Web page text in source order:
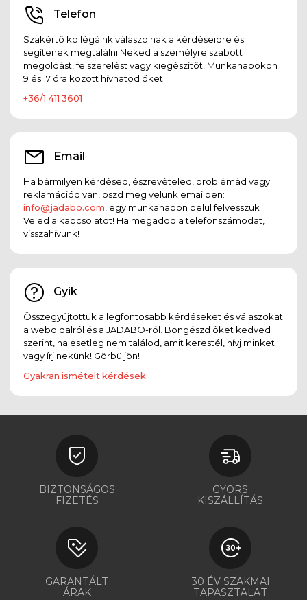
Telefon
Szakértő kollégáink válaszolnak a kérdéseidre és
segítenek megtalálni Neked a személyre szabott
megoldást, felszerelést vagy kiegészítőt! Munkanapokon
9 és 17 óra között hívhatod őket.
+36/1 411 3601
Email
Ha bármilyen kérdésed, észrevételed, problémád vagy
reklamációd van, oszd meg velünk emailben:
info@jadabo.com , egy munkanapon belül felvesszük
Veled a kapcsolatot! Ha megadod a telefonszámodat,
visszahívunk!
Gyik
Összegyűjtöttük a legfontosabb kérdéseket és válaszokat
a weboldalról és a JADABO-ról. Böngészd őket kedved
szerint, ha esetleg nem találod, amit kerestél, hívj minket
vagy írj nekünk! Görbüljön!
Gyakran ismételt kérdések
BIZTONSÁGOS
FIZETÉS
GYORS
KISZÁLLÍTÁS
GARANTÁLT
ÁRAK
30 ÉV SZAKMAI
TAPASZTALAT